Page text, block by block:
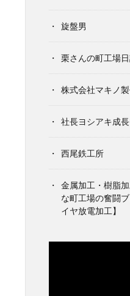
旋盤男
栗さんの町工場
株式会社マキノ
社長ヨシアキ成
西尾鉄工所
金属加工・樹脂
な町工場の奮闘
イヤ放電加工】